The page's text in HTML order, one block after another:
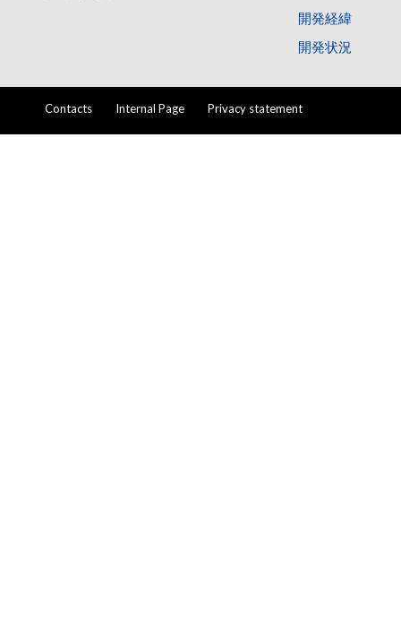
開発経緯
開発状況
Contacts Internal Page Privacy statement